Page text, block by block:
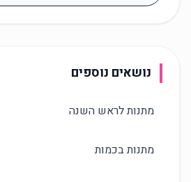
נושאים נוספים
מתנות לראש השנה
מתנות בכמות